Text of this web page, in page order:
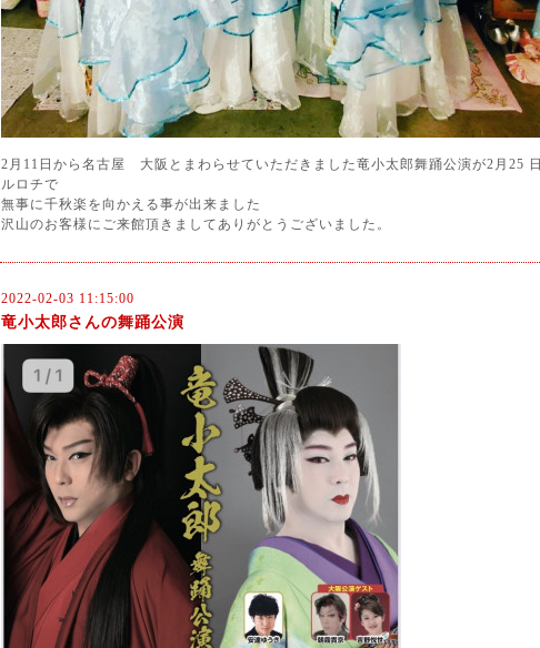
2月11日から名古屋 大阪とまわらせていただきました竜小太郎舞踊公演が2月25
ルロチで
無事に千秋楽を向かえる事が出来ました
沢山のお客様にご来館頂きましてありがとうございました。
2022-02-03 11:15:00
竜小太郎さんの舞踊公演